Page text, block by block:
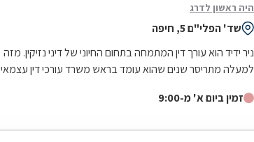
היה ראשון לדרג
שד' הפלי"ם 5, חיפה
ניר ידיד הוא עורך דין המתמחה בתחום החיוני של דיני נזיקין. מזה
למעלה מתריסר שנים שהוא עומד בראש משרד עורכי דין עצמאי
זמין ביום א' מ-9:00